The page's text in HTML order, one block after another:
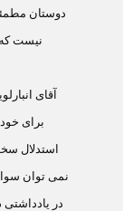
دوستان
نيست
آقای
برای
استدلال
نمی توان
در